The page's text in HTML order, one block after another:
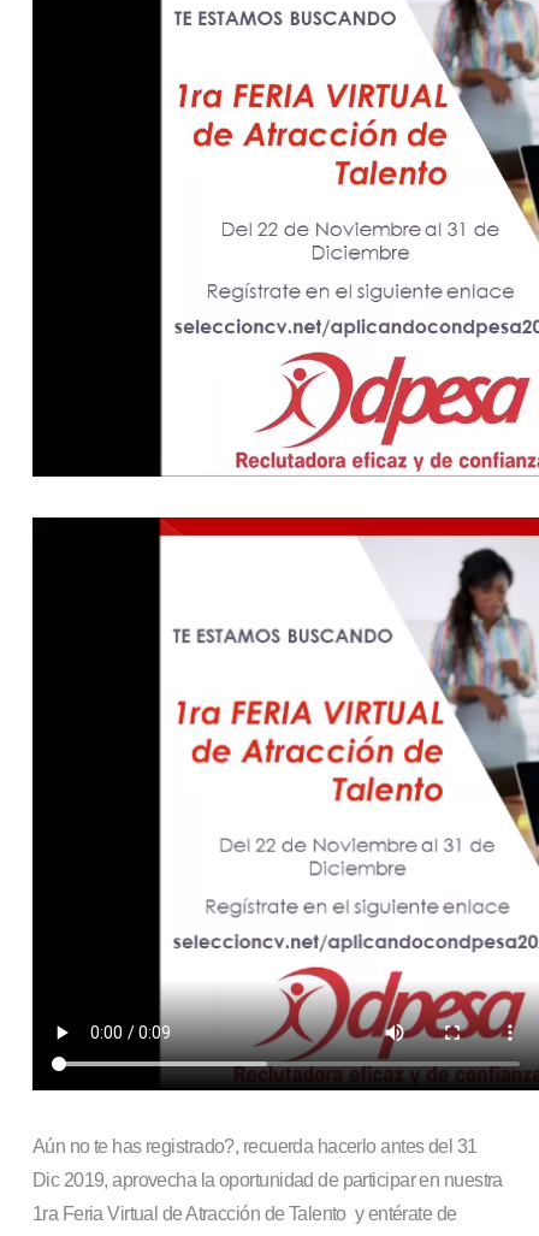
Aún no te has registrado?, recuerda hacerlo antes del 31
Dic 2019, aprovecha la oportunidad de participar en nuestra
1ra Feria Virtual de Atracción de Talento y entérate de